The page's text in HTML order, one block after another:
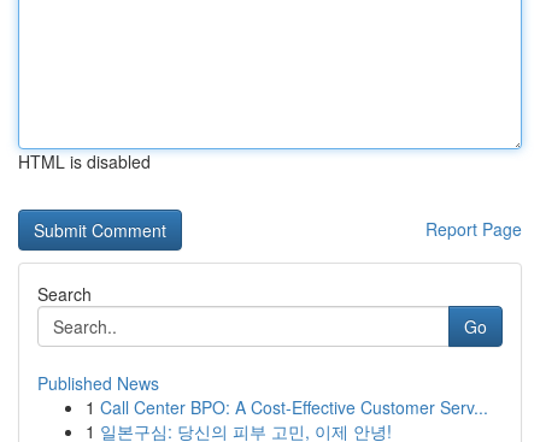
HTML is disabled
Report Page
Search
Go
Published News
1 Call Center BPO: A Cost-Effective Customer Serv...
1 일본구심: 당신의 피부 고민, 이제 안녕!